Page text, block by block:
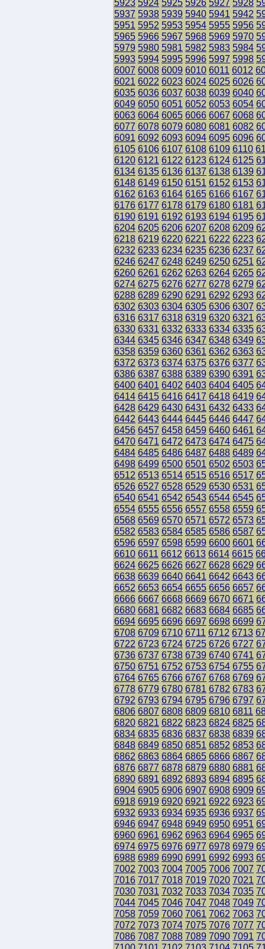
5923 5924 5925 5926 5927 5928
5937 5938 5939 5940 5941 5942
5951 5952 5953 5954 5955 5956
5965 5966 5967 5968 5969 5970
5979 5980 5981 5982 5983 5984
5993 5994 5995 5996 5997 5998
6007 6008 6009 6010 6011 6012
6021 6022 6023 6024 6025 6026
6035 6036 6037 6038 6039 6040
6049 6050 6051 6052 6053 6054
6063 6064 6065 6066 6067 6068
6077 6078 6079 6080 6081 6082
6091 6092 6093 6094 6095 6096
6105 6106 6107 6108 6109 6110
6120 6121 6122 6123 6124 6125
6134 6135 6136 6137 6138 6139
6148 6149 6150 6151 6152 6153
6162 6163 6164 6165 6166 6167
6176 6177 6178 6179 6180 6181
6190 6191 6192 6193 6194 6195
6204 6205 6206 6207 6208 6209
6218 6219 6220 6221 6222 6223
6232 6233 6234 6235 6236 6237
6246 6247 6248 6249 6250 6251
6260 6261 6262 6263 6264 6265
6274 6275 6276 6277 6278 6279
6288 6289 6290 6291 6292 6293
6302 6303 6304 6305 6306 6307
6316 6317 6318 6319 6320 6321
6330 6331 6332 6333 6334 6335
6344 6345 6346 6347 6348 6349
6358 6359 6360 6361 6362 6363
6372 6373 6374 6375 6376 6377
6386 6387 6388 6389 6390 6391
6400 6401 6402 6403 6404 6405
6414 6415 6416 6417 6418 6419
6428 6429 6430 6431 6432 6433
6442 6443 6444 6445 6446 6447
6456 6457 6458 6459 6460 6461
6470 6471 6472 6473 6474 6475
6484 6485 6486 6487 6488 6489
6498 6499 6500 6501 6502 6503
6512 6513 6514 6515 6516 6517
6526 6527 6528 6529 6530 6531
6540 6541 6542 6543 6544 6545
6554 6555 6556 6557 6558 6559
6568 6569 6570 6571 6572 6573
6582 6583 6584 6585 6586 6587
6596 6597 6598 6599 6600 6601
6610 6611 6612 6613 6614 6615
6624 6625 6626 6627 6628 6629
6638 6639 6640 6641 6642 6643
6652 6653 6654 6655 6656 6657
6666 6667 6668 6669 6670 6671
6680 6681 6682 6683 6684 6685
6694 6695 6696 6697 6698 6699
6708 6709 6710 6711 6712 6713
6722 6723 6724 6725 6726 6727
6736 6737 6738 6739 6740 6741
6750 6751 6752 6753 6754 6755
6764 6765 6766 6767 6768 6769
6778 6779 6780 6781 6782 6783
6792 6793 6794 6795 6796 6797
6806 6807 6808 6809 6810 6811
6820 6821 6822 6823 6824 6825
6834 6835 6836 6837 6838 6839
6848 6849 6850 6851 6852 6853
6862 6863 6864 6865 6866 6867
6876 6877 6878 6879 6880 6881
6890 6891 6892 6893 6894 6895
6904 6905 6906 6907 6908 6909
6918 6919 6920 6921 6922 6923
6932 6933 6934 6935 6936 6937
6946 6947 6948 6949 6950 6951
6960 6961 6962 6963 6964 6965
6974 6975 6976 6977 6978 6979
6988 6989 6990 6991 6992 6993
7002 7003 7004 7005 7006 7007
7016 7017 7018 7019 7020 7021
7030 7031 7032 7033 7034 7035
7044 7045 7046 7047 7048 7049
7058 7059 7060 7061 7062 7063
7072 7073 7074 7075 7076 7077
7086 7087 7088 7089 7090 7091